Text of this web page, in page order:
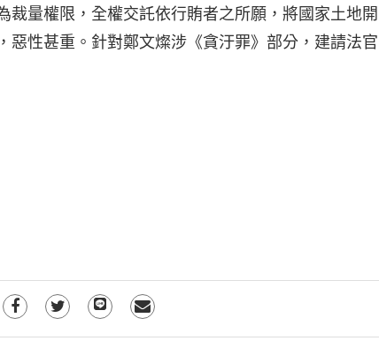
量權限，全權交託依行賄者之所願，將國家土地開
性甚重。針對鄭文燦涉《貪汙罪》部分，建請法官